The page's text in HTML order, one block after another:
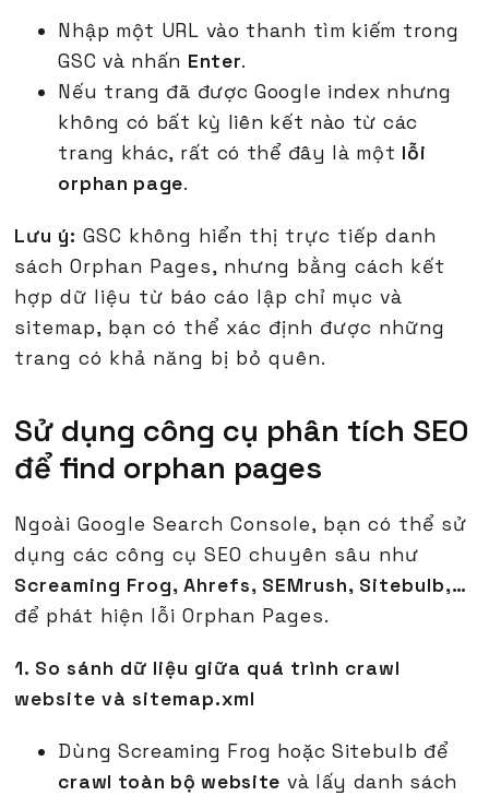
Nhập một URL vào thanh tìm kiếm trong
GSC và nhấn Enter.
Nếu trang đã được Google index nhưng
không có bất kỳ liên kết nào từ các
trang khác, rất có thể đây là một lỗi
orphan page.
Lưu ý: GSC không hiển thị trực tiếp danh
sách Orphan Pages, nhưng bằng cách kết
hợp dữ liệu từ báo cáo lập chỉ mục và
sitemap, bạn có thể xác định được những
trang có khả năng bị bỏ quên.
Sử dụng công cụ phân tích SEO
để find orphan pages
Ngoài Google Search Console, bạn có thể sử
dụng các công cụ SEO chuyên sâu như
Screaming Frog, Ahrefs, SEMrush, Sitebulb,…
để phát hiện lỗi Orphan Pages.
1. So sánh dữ liệu giữa quá trình crawl
website và sitemap.xml
Dùng Screaming Frog hoặc Sitebulb để
crawl toàn bộ website và lấy danh sách